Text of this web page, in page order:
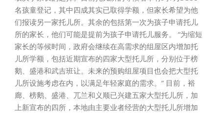
名孩童登记，其中四成其实已取得学额，但家长希望为他
们报读另一家托儿所。其余的包括第一次为孩子申请托儿
所的家长，他们可能是提前为孩子申请托儿服务。 “为缩短
家长的等候时间，政府会继续在高需求的组屋区内增加托
儿所学额，包括近期宣布的四家大型托儿所，分别位于榜
鹅、盛港和武吉班让。未来的预购组屋项目也会把大型托
儿所设施考虑在内，以满足年轻家庭的需求。” 目前，裕
廊、榜鹅、盛港、兀兰和义顺已兴建五家大型托儿所，加
上新宣布的四所，本地由主要业者经营的大型托儿所增加